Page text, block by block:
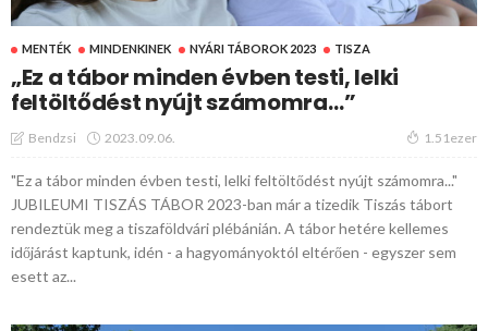
MENTÉK MINDENKINEK NYÁRI TÁBOROK 2023 TISZA
„Ez a tábor minden évben testi, lelki
feltöltődést nyújt számomra…”
Bendzsi 2023.09.06. 1.51ezer
"Ez a tábor minden évben testi, lelki feltöltődést nyújt számomra..."
JUBILEUMI TISZÁS TÁBOR 2023-ban már a tizedik Tiszás tábort
rendeztük meg a tiszaföldvári plébánián. A tábor hetére kellemes
időjárást kaptunk, idén - a hagyományoktól eltérően - egyszer sem
esett az...